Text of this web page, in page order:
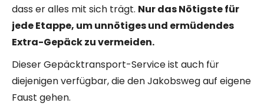
dass er alles mit sich trägt. Nur das Nötigste für
jede Etappe, um unnötiges und ermüdendes
Extra-Gepäck zu vermeiden.
Dieser Gepäcktransport-Service ist auch für
diejenigen verfügbar, die den Jakobsweg auf eigene
Faust gehen.